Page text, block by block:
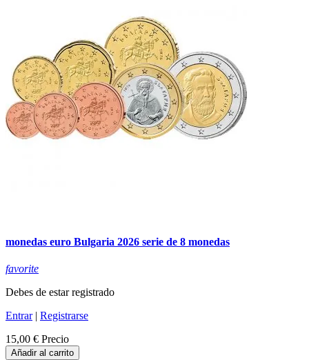
monedas euro Bulgaria 2026 serie de 8 monedas
favorite
Debes de estar registrado
Entrar| Registrarse
15,00 € Precio
Añadir al carrito